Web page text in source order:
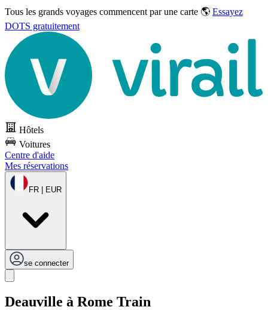
Tous les grands voyages commencent par une carte 🌎 Essayez
DOTS gratuitement
Hôtels
Voitures
Centre d'aide
Mes réservations
FR | EUR
se connecter
Deauville à Rome Train